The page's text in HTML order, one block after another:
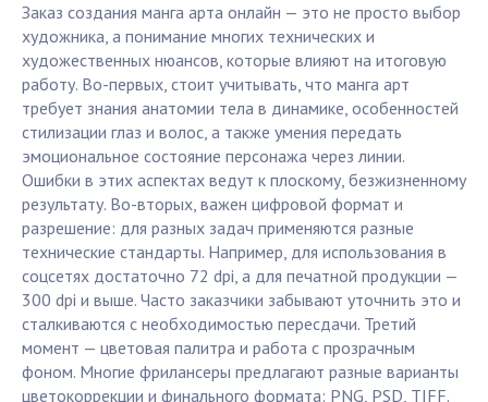
Заказ создания манга арта онлайн — это не просто выбор
художника, а понимание многих технических и
художественных нюансов, которые влияют на итоговую
работу. Во-первых, стоит учитывать, что манга арт
требует знания анатомии тела в динамике, особенностей
стилизации глаз и волос, а также умения передать
эмоциональное состояние персонажа через линии.
Ошибки в этих аспектах ведут к плоскому, безжизненному
результату. Во-вторых, важен цифровой формат и
разрешение: для разных задач применяются разные
технические стандарты. Например, для использования в
соцсетях достаточно 72 dpi, а для печатной продукции —
300 dpi и выше. Часто заказчики забывают уточнить это и
сталкиваются с необходимостью пересдачи. Третий
момент — цветовая палитра и работа с прозрачным
фоном. Многие фрилансеры предлагают разные варианты
цветокоррекции и финального формата: PNG, PSD, TIFF.